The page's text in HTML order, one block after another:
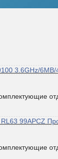
3.6GHz/6MB/
99APCZ